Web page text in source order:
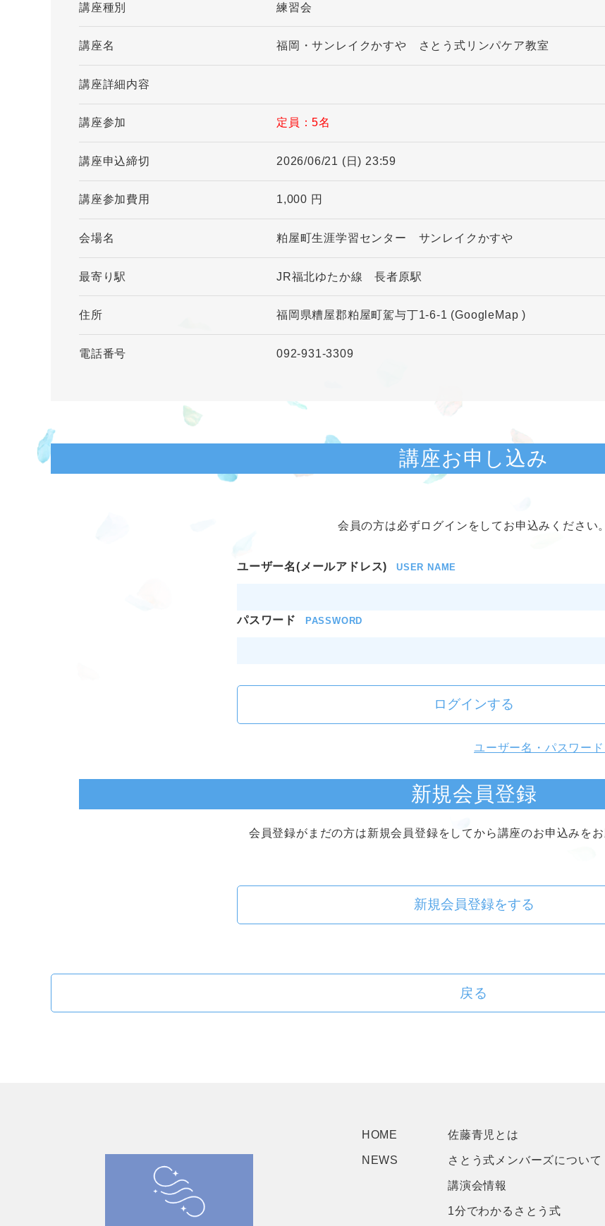
講座種別 練習会
講座名 福岡・サンレイクかすや さとう式リンパケア教室
講座詳細内容
講座参加 定員：5名
講座申込締切 2026/06/21 (日) 23:59
講座参加費用 1,000 円
会場名 粕屋町生涯学習センター サンレイクかすや
最寄り駅 JR福北ゆたか線 長者原駅
住所 福岡県糟屋郡粕屋町駕与丁1-6-1 (GoogleMap)
電話番号 092-931-3309
講座お申し込み
会員の方は必ずログインをしてお申込みください。
ユーザー名(メールアドレス) USER NAME
パスワード PASSWORD
ログインする
ユーザー名・パスワー
新規会員登録
会員登録がまだの方は新規会員登録をしてから講座のお申込みをお
新規会員登録をする
戻る
HOME
NEWS
佐藤青児とは
さとう式メンバーズについて
講演会情報
1分でわかるさとう式